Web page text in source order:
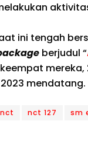
ini tengah
berjudul “
mereka,
mendatang.
nct nct 127 sm